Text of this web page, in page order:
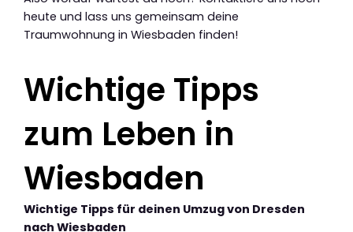
heute und lass uns gemeinsam deine
Traumwohnung in Wiesbaden finden!
Wichtige Tipps
zum Leben in
Wiesbaden
Wichtige Tipps für deinen Umzug von Dresden
nach Wiesbaden